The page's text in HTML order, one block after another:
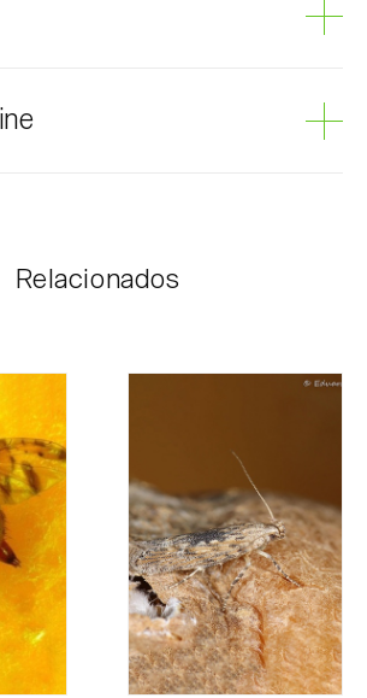
possível com informação referente
da encomenda e dados para
contacte-nos:
333 019
de contacto
Relacionados